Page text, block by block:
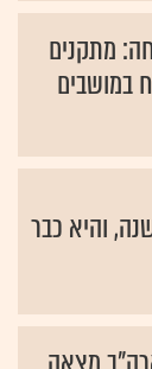
מתקנים
במושבים
שקפצה 200% בשנה, והיא כבר